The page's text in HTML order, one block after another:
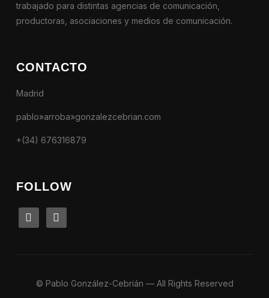
trabajado para distintas agencias de comunicación,
productoras, asociaciones y medios de comunicación.
CONTACTO
Madrid
pablo»arroba»gonzalezcebrian.com
+(34) 676316879
FOLLOW
linkedin instagram
© Pablo González-Cebrián — All Rights Reserved